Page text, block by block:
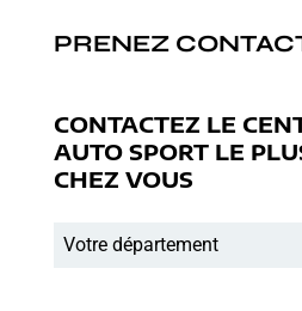
PRENEZ
CONTACTEZ LE
AUTO SPORT LE
CHEZ VOUS
Votre département